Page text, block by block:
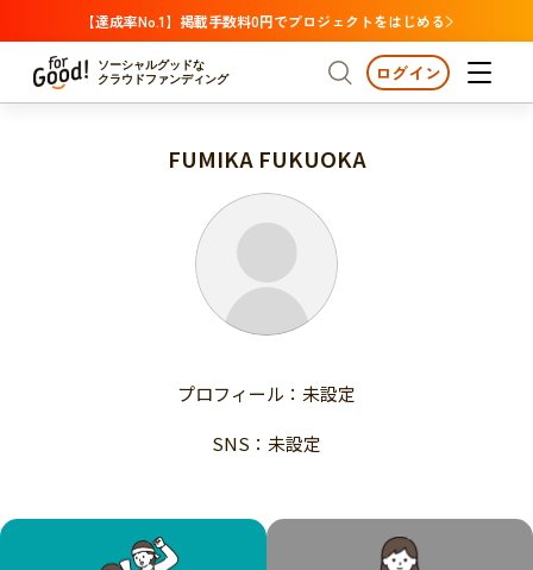
【達成率No.1】掲載手数料0円でプロジェクトをはじめる
ソーシャルグッドな
クラウドファンディング
プロジェクトからさがす 注目
支援金額が多い
支援人数が多い
終了日が近い
国際協力
子ども・教育
フード・農業
文化
環境・エシカル
支援金額が多い
終了日が近い
カテゴリーからさがす
医療・福祉
子ども・教育
人権・マイノリティ
北海道 青森 岩手 宮城
秋田
ログイン
FUMIKA FUKUOKA
プロフィール：未設定
SNS：未設定